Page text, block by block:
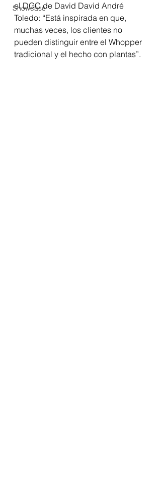
Showcase
el DGC de David David André
Toledo: “Está inspirada en que,
muchas veces, los clientes no
pueden distinguir entre el Whopper
tradicional y el hecho con plantas”.